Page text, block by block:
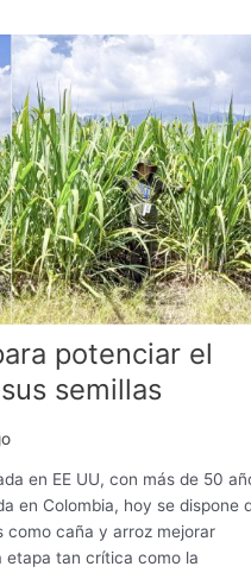
potenciar el
semillas
en EE UU, con más de 50
en Colombia, hoy se dispone
como caña y arroz mejorar
etapa tan crítica como la